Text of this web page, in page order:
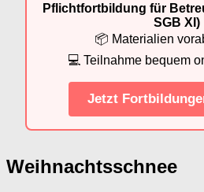
Pflichtfortbildung für
SGB XI)
📦 Materialien
💻 Teilnahme bequem
Jetzt
Weihnachtsschnee